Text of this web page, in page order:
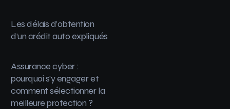
Les délais d’obtention
d’un crédit auto expliqués
Assurance cyber :
pourquoi s’y engager et
comment sélectionner la
meilleure protection ?